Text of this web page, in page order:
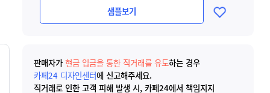
샘플보기
판매자가현금 입금을 통한 직거래를 유도하는 경우
카페24 디자인센터에 신고해주세요.
직거래로 인한 고객 피해 발생 시, 카페24에서 책임지지